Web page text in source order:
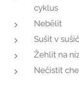
cyklus
Nebělit
Sušit v
Žehlit na
Nečistit